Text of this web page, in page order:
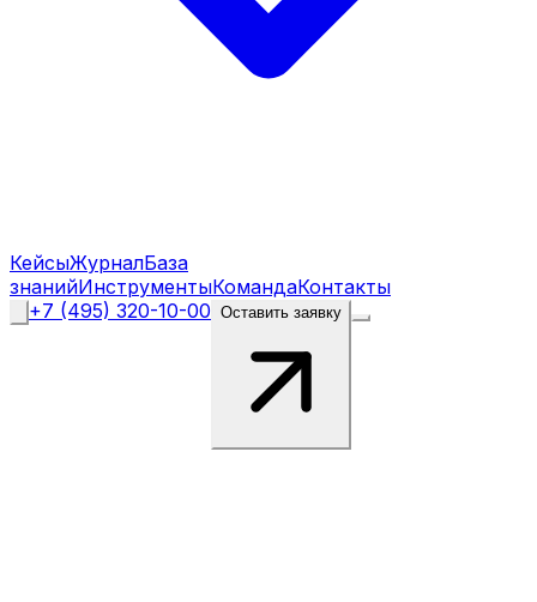
КейсыЖурналБаза
знанийИнструментыКомандаКонтакты
+7 (495) 320-10-00 Оставить заявку